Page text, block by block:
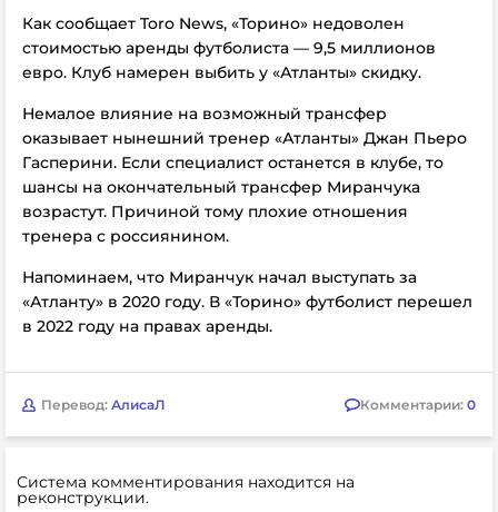
Как сообщает Toro News, «Торино» недоволен
стоимостью аренды футболиста — 9,5 миллионов
евро. Клуб намерен выбить у «Атланты» скидку.
Немалое влияние на возможный трансфер
оказывает нынешний тренер «Атланты» Джан Пьеро
Гасперини. Если специалист останется в клубе, то
шансы на окончательный трансфер Миранчука
возрастут. Причиной тому плохие отношения
тренера с россиянином.
Напоминаем, что Миранчук начал выступать за
«Атланту» в 2020 году. В «Торино» футболист перешел
в 2022 году на правах аренды.
Перевод: АлисаЛ Комментарии: 0
Система комментирования находится на
реконструкции.